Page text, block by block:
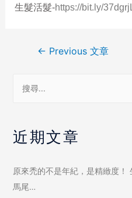
生髮活髮-https://bit.ly/
← Previous 文章
近期文章
原來禿的不是年紀，是精緻度！
馬尾…